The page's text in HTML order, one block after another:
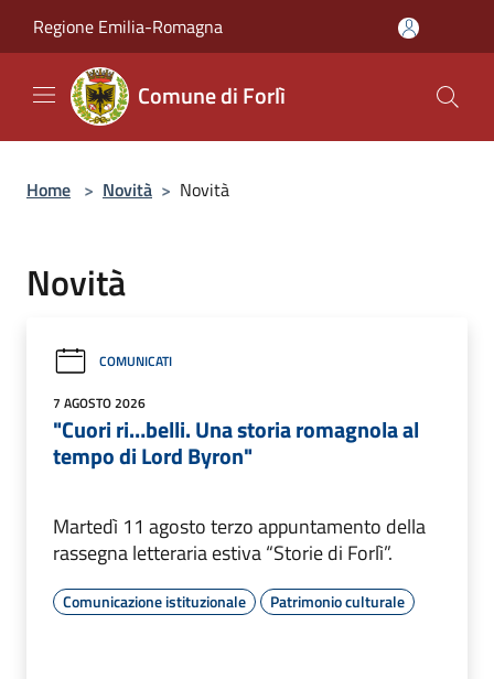
Regione Emilia-Romagna
Comune di Forlì
Home > Novità > Novità
Novità
COMUNICATI
7 AGOSTO 2026
"Cuori ri…belli. Una storia romagnola al
tempo di Lord Byron"
Martedì 11 agosto terzo appuntamento della
rassegna letteraria estiva “Storie di Forlì”.
Comunicazione istituzionale Patrimonio culturale